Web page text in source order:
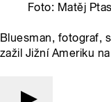
Foto: Matěj
Bluesman, fotograf,
zažil Jižní Ameriku